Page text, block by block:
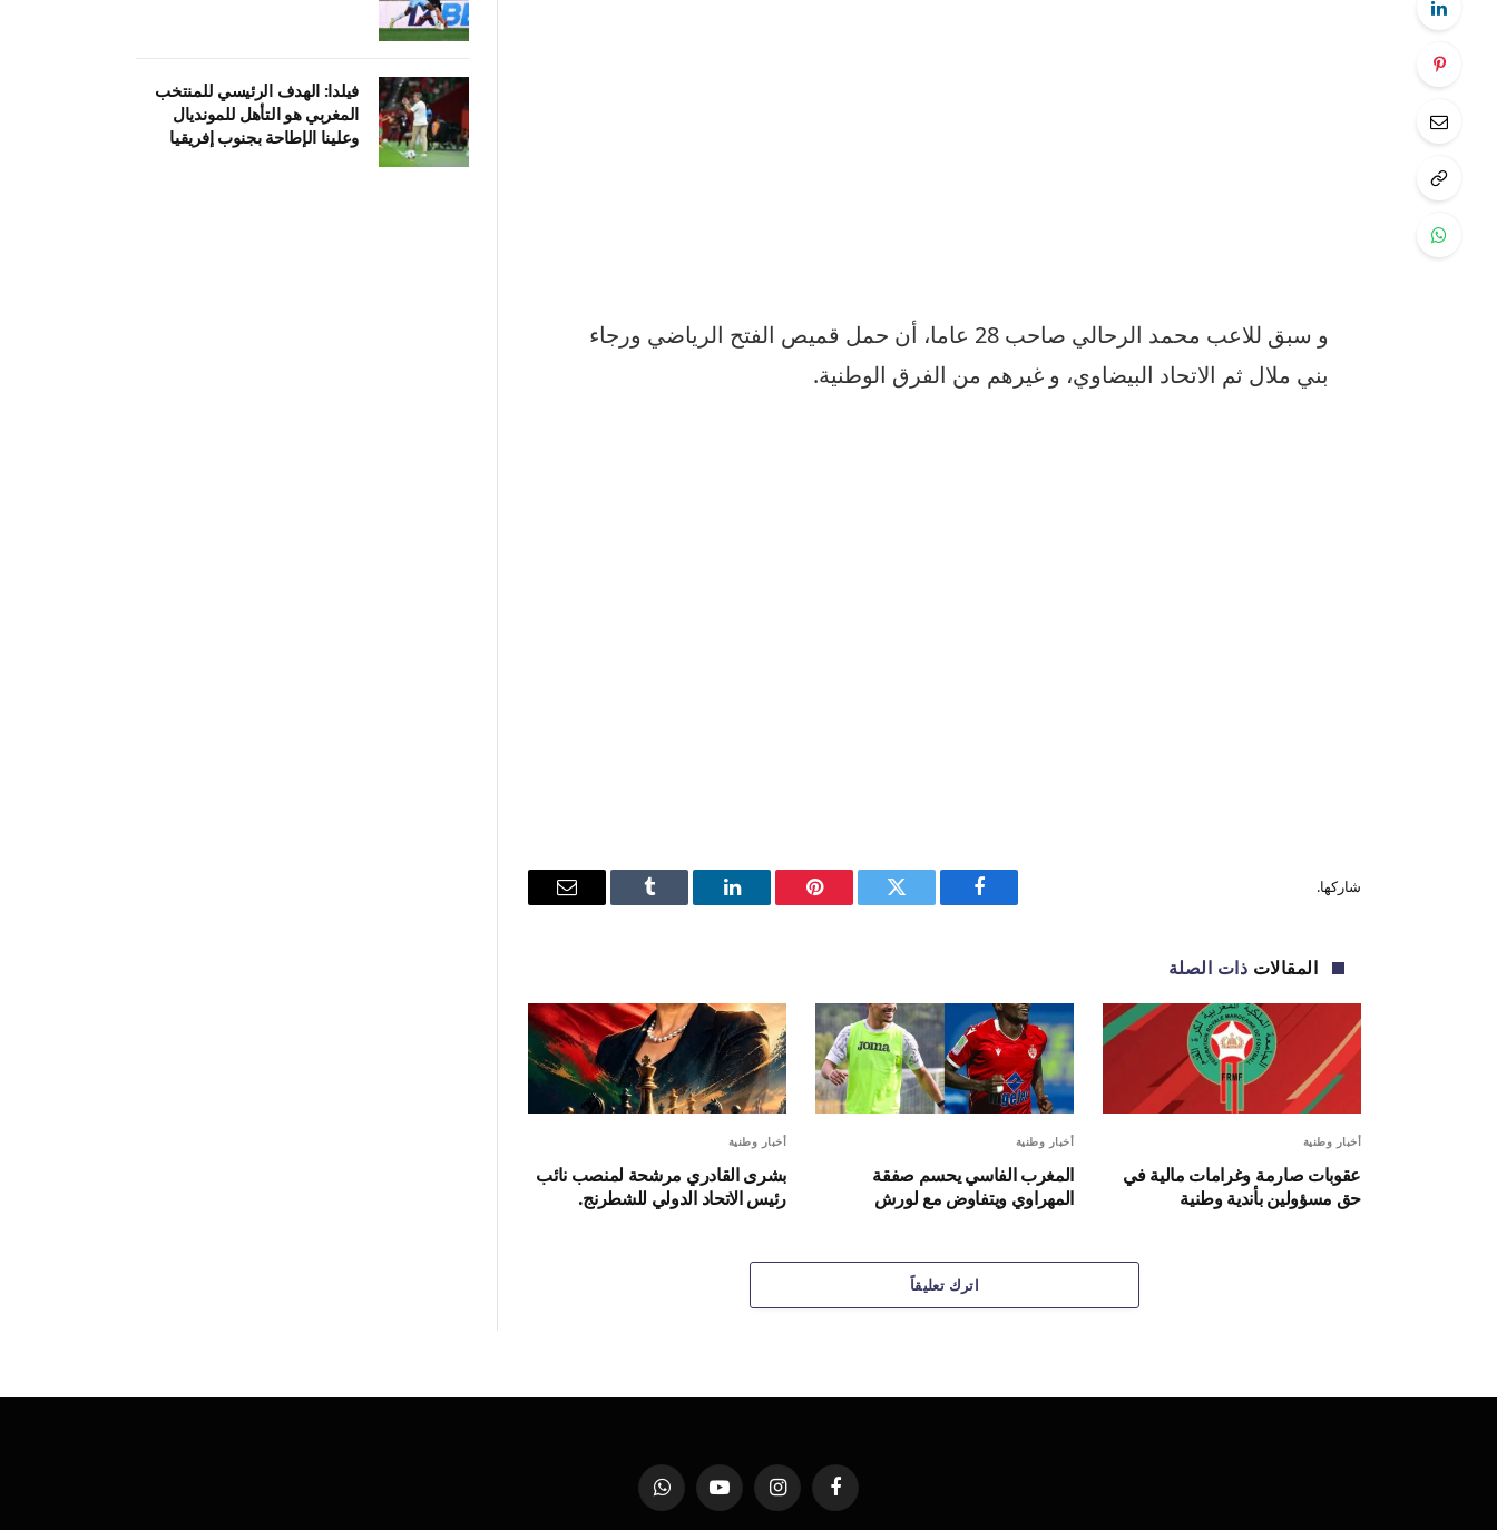
و سبق للاعب محمد الرحالي صاحب 28 عاما، أن حمل قميص الفتح الرياضي ورجاء
بني ملال ثم الاتحاد البيضاوي، و غيرهم من الفرق الوطنية.
شاركها.
فيسبوك
تويتر بينتيريستلينكدإن Tumblr
البريد
المقالات ذات الصلة
أخبار وطنية
عقوبات صارمة وغرامات مالية في
حق مسؤولين بأندية وطنية
أخبار وطنية
المغرب الفاسي يحسم صفقة
المهراوي ويتفاوض مع لورش
أخبار وطنية
بشرى القادري مرشحة لمنصب نائب
رئيس الاتحاد الدولي للشطرنج.
اترك تعليقاً
فيلدا: الهدف الرئيسي للمنتخب
المغربي هو التأهل للمونديال
وعلينا الإطاحة بجنوب إفريقيا
فيسبوك الانستغراميوتيوب واتساب